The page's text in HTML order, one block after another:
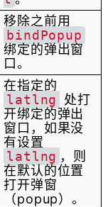
移除之前用
bindPopup
绑定的弹出窗
口。
在指定的
latlng
处打
开绑定的弹出
窗口，如果没
有设置
latlng ，则
在默认的位置
打开弹窗
（popup）。